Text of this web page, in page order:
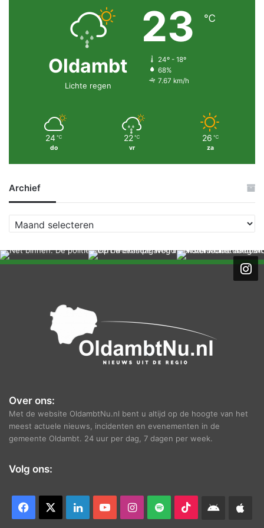
Oldambt
Lichte regen
23 ℃
24º - 18º
68%
7.67 km/h
24 ℃
do
22 ℃
vr
26 ℃
za
Archief
r
h
Over ons:
Met de website OldambtNu.nl bent u altijd op de hoogte van het
meest actuele nieuws, incidenten en evenementen in de
gemeente Oldambt. 24 uur per dag, 7 dagen per week.
Volg ons:
Facebook LinkedInYouTubeInstagram
Spotify TikTokAndroid